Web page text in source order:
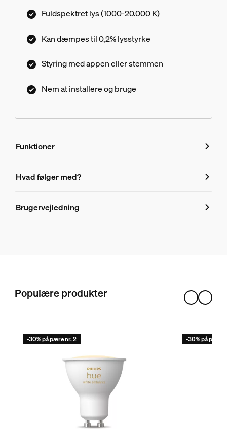
Fuldspektret lys (1000-20.000 K)
Kan dæmpes til 0,2% lysstyrke
Styring med appen eller stemmen
Nem at installere og bruge
Funktioner
Funktioner
8720169364745
Omgivelsestemperaturområde
-20 til +45 °C
Luftfugtighed ved drift
5 % <H<95 % (danner ikke kondens)
Ekstra funktioner/tilbehør medfølger
Hvad følger med?
Brugervejledning
Populære produkter
-30% på pære nr. 2 -30% på pære